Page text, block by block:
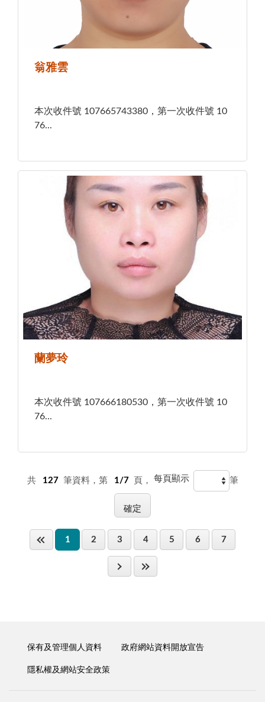
翁雅雲
本次收件號 107665743380，第一次收件號 10
76...
蘭夢玲
本次收件號 107666180530，第一次收件號 10
76...
共 127 筆資料，第 1/7 頁， 每頁顯示 筆
1 2 3 4 5 6 7
保有及管理個人資料 政府網站資料開放宣告
隱私權及網站安全政策